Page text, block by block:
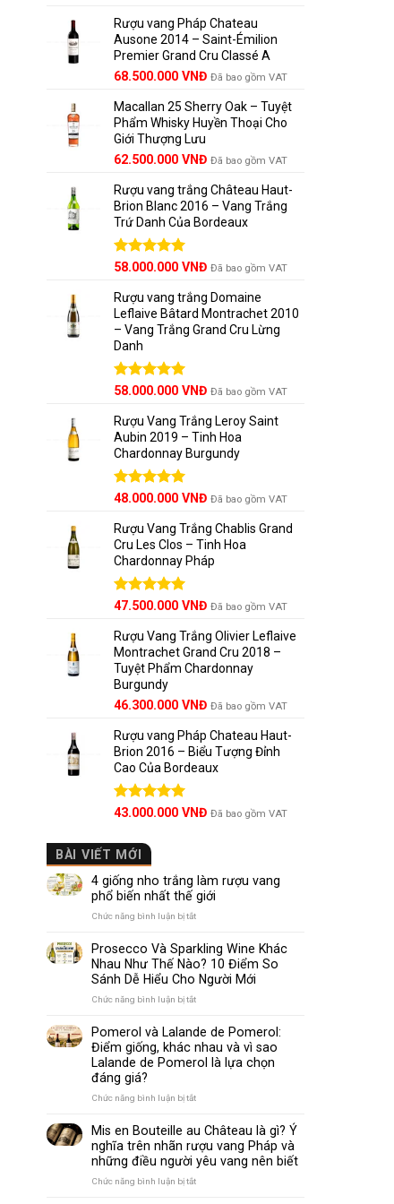
5 sao
là:
125.000.000 VNĐ.
tại
là:
111.000.000 VNĐ.
Rượu vang Pháp Chateau
Ausone 2014 – Saint-Émilion
Premier Grand Cru Classé A
68.500.000 VNĐ Đã bao gồm VAT
Macallan 25 Sherry Oak – Tuyệt
Phẩm Whisky Huyền Thoại Cho
Giới Thượng Lưu
Giá
là:
65.000.000 VNĐ.
62.500.000 VNĐGiá
tại
là:
62.500.000 VNĐ.
Đã bao gồm VAT
Rượu vang trắng Château Haut-
Brion Blanc 2016 – Vang Trắng
Trứ Danh Của Bordeaux
Được xếp
5 sao
58.000.000 VNĐ Đã bao gồm VAT
Rượu vang trắng Domaine
Leflaive Bâtard Montrachet 2010
– Vang Trắng Grand Cru Lừng
Danh
Được xếp
5 sao
58.000.000 VNĐ Đã bao gồm VAT
Rượu Vang Trắng Leroy Saint
Aubin 2019 – Tinh Hoa
Chardonnay Burgundy
Được xếp
5 sao
48.000.000 VNĐ Đã bao gồm VAT
Rượu Vang Trắng Chablis Grand
Cru Les Clos – Tinh Hoa
Chardonnay Pháp
Được xếp
5 sao
47.500.000 VNĐ Đã bao gồm VAT
Rượu Vang Trắng Olivier Leflaive
Montrachet Grand Cru 2018 –
Tuyệt Phẩm Chardonnay
Burgundy
46.300.000 VNĐ Đã bao gồm VAT
Rượu vang Pháp Chateau Haut-
Brion 2016 – Biểu Tượng Đỉnh
Cao Của Bordeaux
Được xếp
5 sao
43.000.000 VNĐ Đã bao gồm VAT
BÀI VIẾT MỚI
4 giống nho trắng làm rượu vang
phổ biến nhất thế giới
Chức năng bình luận bị tắtở
giống
nho
trắng
làm
biến
nhất
thế
Prosecco Và Sparkling Wine Khác
Nhau Như Thế Nào? 10 Điểm So
Sánh Dễ Hiểu Cho Người Mới
Chức năng bình luận bị tắtở
Và
Sparkling
Wine
Khác
10
Điểm
So
Dễ
Pomerol và Lalande de Pomerol:
Điểm giống, khác nhau và vì sao
Lalande de Pomerol là lựa chọn
đáng giá?
Chức năng bình luận bị tắtở
Lalande
de
Pomerol:
Mis en Bouteille au Château là gì? Ý
nghĩa trên nhãn rượu vang Pháp và
những điều người yêu vang nên biết
Chức năng bình luận bị tắtở